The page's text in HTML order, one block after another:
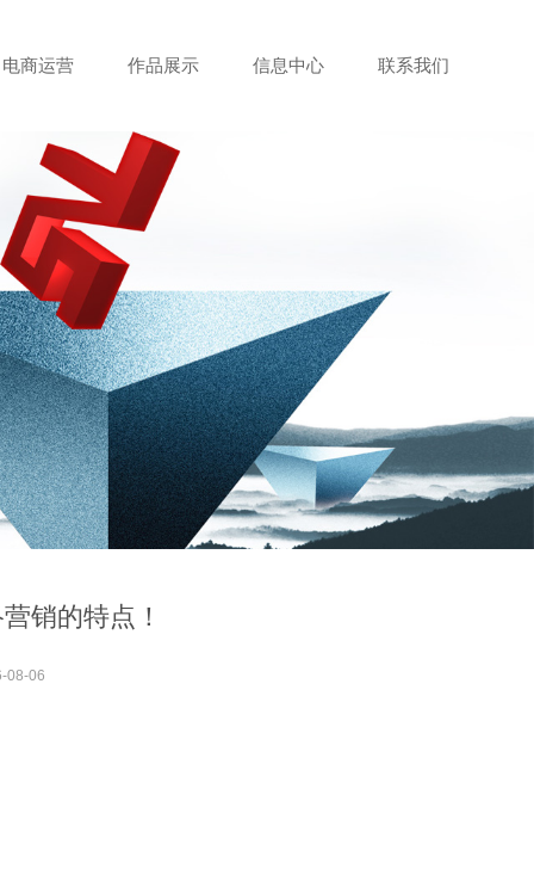
电商运营 作品展示 信息中心 联系我们
销的特点！
08-06